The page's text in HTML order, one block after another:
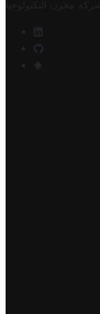
شركة مخزن التكنولوجيا